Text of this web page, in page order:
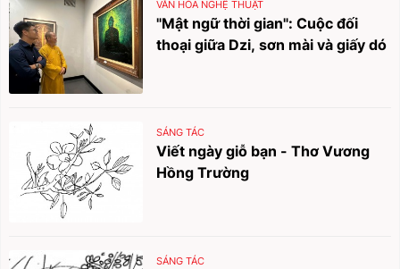
VĂN HÓA NGHỆ THUẬT
"Mật ngữ thời gian": Cuộc đối
thoại giữa Dzi, sơn mài và giấy dó
SÁNG TÁC
Viết ngày giỗ bạn - Thơ Vương
Hồng Trường
SÁNG TÁC